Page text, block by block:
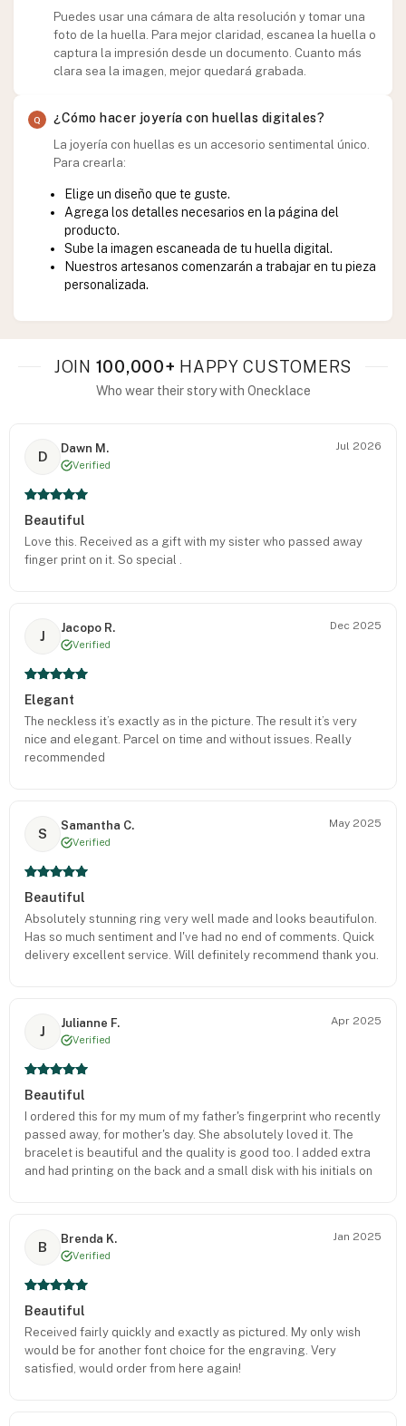
Puedes usar una cámara de alta resolución y tomar una
foto de la huella. Para mejor claridad, escanea la huella o
captura la impresión desde un documento. Cuanto más
clara sea la imagen, mejor quedará grabada.
¿Cómo hacer joyería con huellas digitales?
La joyería con huellas es un accesorio sentimental único.
Para crearla:
Elige un diseño que te guste.
Agrega los detalles necesarios en la página del
producto.
Sube la imagen escaneada de tu huella digital.
Nuestros artesanos comenzarán a trabajar en tu pieza
personalizada.
JOIN 100,000+ HAPPY CUSTOMERS
Who wear their story with Onecklace
D
Dawn M.
Verified
Jul 2026
Beautiful
Love this. Received as a gift with my sister who passed away
finger print on it. So special .
J
Jacopo R.
Verified
Dec 2025
Elegant
The neckless it’s exactly as in the picture. The result it’s very
nice and elegant. Parcel on time and without issues. Really
recommended
S
Samantha C.
Verified
May 2025
Beautiful
Absolutely stunning ring very well made and looks beautifulon.
Has so much sentiment and I've had no end of comments. Quick
delivery excellent service. Will definitely recommend thank you.
J
Julianne F.
Verified
Apr 2025
Beautiful
I ordered this for my mum of my father's fingerprint who recently
passed away, for mother's day. She absolutely loved it. The
bracelet is beautiful and the quality is good too. I added extra
and had printing on the back and a small disk with his initials on
B
Brenda K.
Verified
Jan 2025
Beautiful
Received fairly quickly and exactly as pictured. My only wish
would be for another font choice for the engraving. Very
satisfied, would order from here again!